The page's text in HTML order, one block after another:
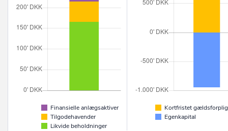
Finansielle anlægsaktiver
Tilgodehavender
Likvide beholdninger
Kortfristet
Egenkapital